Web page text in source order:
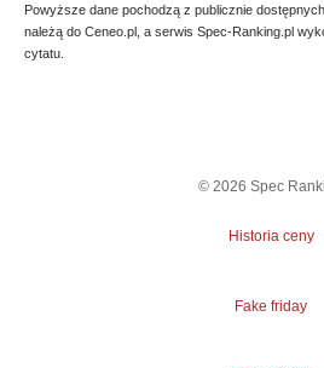
Powyższe dane pochodzą z publicznie
należą do Ceneo.pl, a serwis Spec-Ranking.pl
cytatu.
© 2026 Spec
Historia ceny
Fake friday